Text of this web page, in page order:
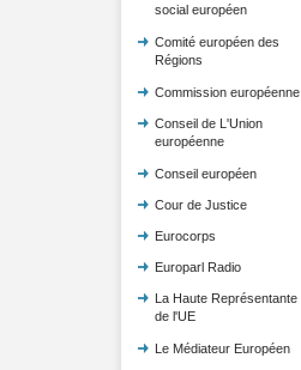
social européen
Comité européen des
Régions
Commission européenne
Conseil de L'Union
européenne
Conseil européen
Cour de Justice
Eurocorps
Europarl Radio
La Haute Représentante
de l'UE
Le Médiateur Européen